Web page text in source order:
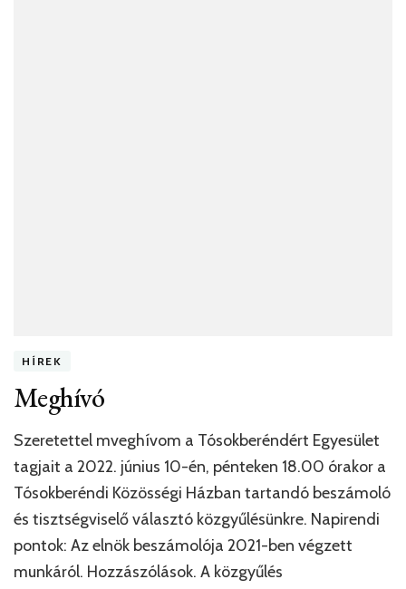
HÍREK
Meghívó
Szeretettel mveghívom a Tósokberéndért Egyesület
tagjait a 2022. június 10-én, pénteken 18.00 órakor a
Tósokberéndi Közösségi Házban tartandó beszámoló
és tisztségviselő választó közgyűlésünkre. Napirendi
pontok: Az elnök beszámolója 2021-ben végzett
munkáról. Hozzászólások. A közgyűlés